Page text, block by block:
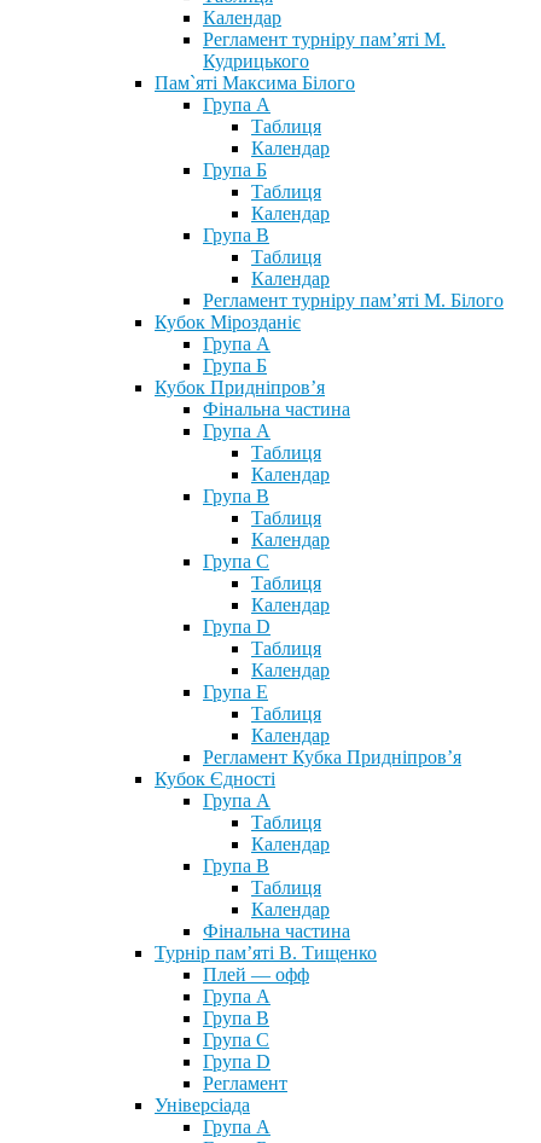
Календар
Регламент турніру пам’яті М.
Кудрицького
Пам`яті Максима Білого
Група А
Таблиця
Календар
Група Б
Таблиця
Календар
Група В
Таблиця
Календар
Регламент турніру пам’яті М. Білого
Кубок Мірозданіє
Група А
Група Б
Кубок Придніпров’я
Фінальна частина
Група А
Таблиця
Календар
Група В
Таблиця
Календар
Група С
Таблиця
Календар
Група D
Таблиця
Календар
Група Е
Таблиця
Календар
Регламент Кубка Придніпров’я
Кубок Єдності
Група А
Таблиця
Календар
Група В
Таблиця
Календар
Фінальна частина
Турнір пам’яті В. Тищенко
Плей — офф
Група А
Група B
Група С
Група D
Регламент
Універсіада
Група А